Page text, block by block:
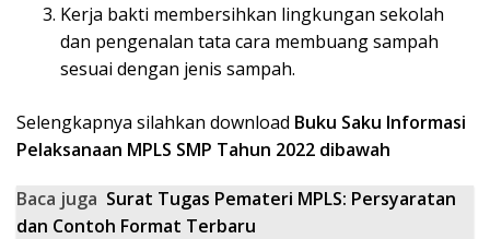
Kerja bakti membersihkan lingkungan sekolah
dan pengenalan tata cara membuang sampah
sesuai dengan jenis sampah.
Selengkapnya silahkan download Buku Saku Informasi
Pelaksanaan MPLS SMP Tahun 2022 dibawah
Baca juga Surat Tugas Pemateri MPLS: Persyaratan
dan Contoh Format Terbaru